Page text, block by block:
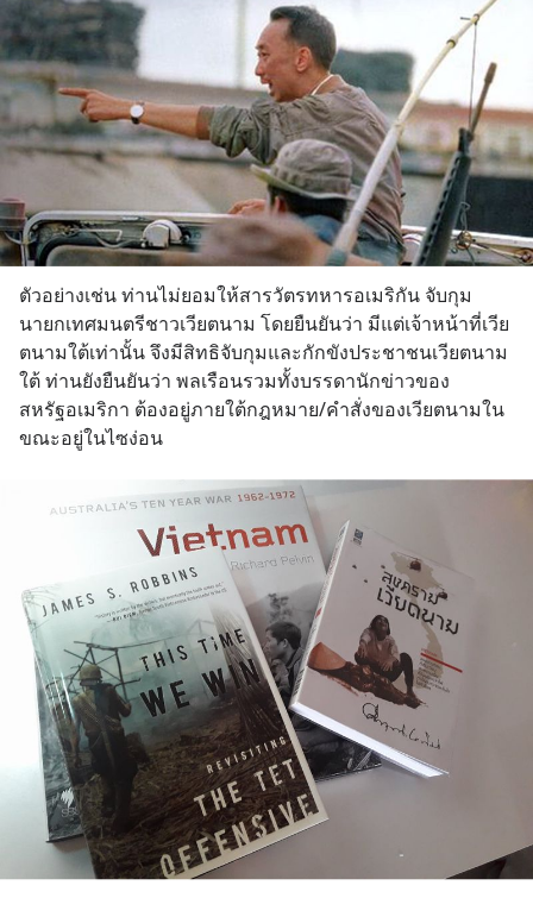
ตัวอย่างเช่น ท่านไม่ยอมให้สารวัตรทหารอเมริกัน จับกุม
นายกเทศมนตรีชาวเวียตนาม โดยยืนยันว่า มีแต่เจ้าหน้าที่เวีย
ตนามใต้เท่านั้น จึงมีสิทธิจับกุมและกักขังประชาชนเวียตนาม
ใต้ ท่านยังยืนยันว่า พลเรือนรวมทั้งบรรดานักข่าวของ
สหรัฐอเมริกา ต้องอยู่ภายใต้กฎหมาย/คำสั่งของเวียตนามใน
ขณะอยู่ในไซง่อน